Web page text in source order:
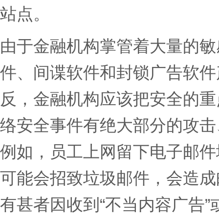
站点。
由于金融机构掌管着大量的
件、间谍软件和封锁广告软
反，金融机构应该把安全的
络安全事件有绝大部分的攻
例如，员工上网留下电子邮
可能会招致垃圾邮件，会造
有甚者因收到“不当内容广告”